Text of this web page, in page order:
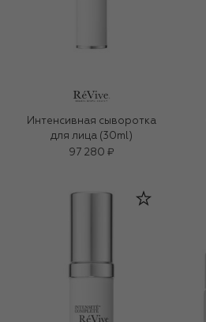
Интенсивная сыворотка
для лица (30ml)
97 280 ₽